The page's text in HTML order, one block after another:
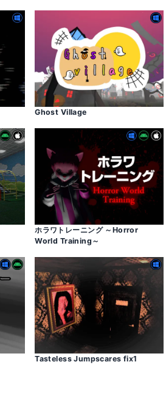
Ghost Village
ホラワトレーニング ～Horror
World Training～
Tasteless Jumpscares fix1